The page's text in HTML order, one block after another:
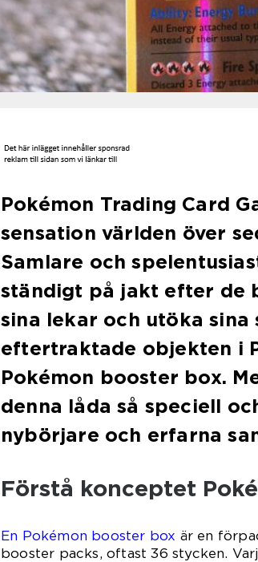
Pokémon Trading Card
sensation världen över
Samlare och
ständigt på jakt efter de
sina lekar och utöka sina
eftertraktade objekten i
Pokémon booster box.
denna låda så speciell
nybörjare och erfarna
Förstå konceptet
En Pokémon booster box är en
booster packs, oftast 36 stycken.